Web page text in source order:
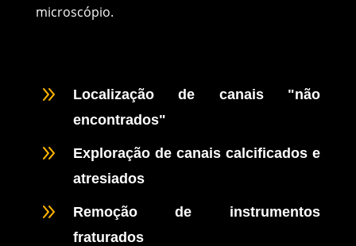
microscópio.
9
Localização de canais "não
encontrados"
9
Exploração de canais calcificados e
atresiados
9
Remoção de instrumentos
fraturados